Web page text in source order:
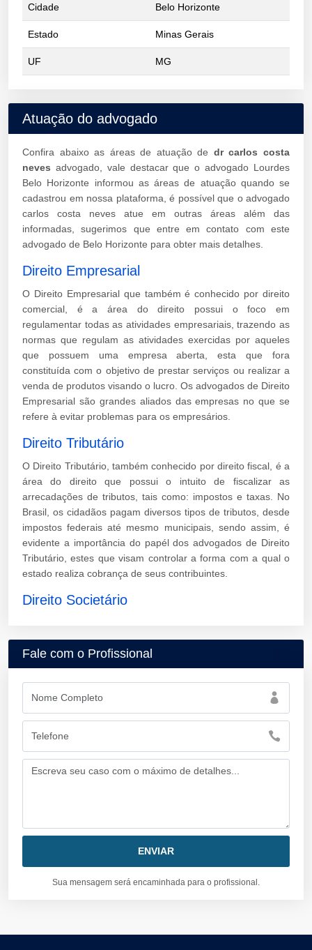
Cidade Belo Horizonte
Estado Minas Gerais
UF MG
Atuação do advogado
Confira abaixo as áreas de atuação de dr carlos costa
neves advogado, vale destacar que o advogado Lourdes
Belo Horizonte informou as áreas de atuação quando se
cadastrou em nossa plataforma, é possível que o advogado
carlos costa neves atue em outras áreas além das
informadas, sugerimos que entre em contato com este
advogado de Belo Horizonte para obter mais detalhes.
Direito Empresarial
O Direito Empresarial que também é conhecido por direito
comercial, é a área do direito possui o foco em
regulamentar todas as atividades empresariais, trazendo as
normas que regulam as atividades exercidas por aqueles
que possuem uma empresa aberta, esta que fora
constituída com o objetivo de prestar serviços ou realizar a
venda de produtos visando o lucro. Os advogados de Direito
Empresarial são grandes aliados das empresas no que se
refere à evitar problemas para os empresários.
Direito Tributário
O Direito Tributário, também conhecido por direito fiscal, é a
área do direito que possui o intuito de fiscalizar as
arrecadações de tributos, tais como: impostos e taxas. No
Brasil, os cidadãos pagam diversos tipos de tributos, desde
impostos federais até mesmo municipais, sendo assim, é
evidente a importância do papél dos advogados de Direito
Tributário, estes que visam controlar a forma com a qual o
estado realiza cobrança de seus contribuintes.
Direito Societário
Fale com o Profissional
Sua mensagem será encaminhada para o profissional.